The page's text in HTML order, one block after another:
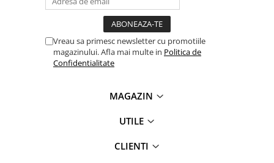
Vreau sa primesc newsletter cu promotiile
magazinului. Afla mai multe in Politica de
Confidentialitate
MAGAZIN
UTILE
CLIENTI